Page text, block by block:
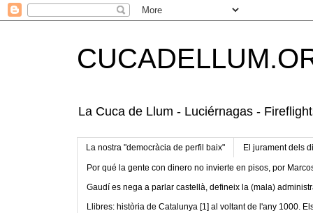
La Cuca de Llum - Luciérnagas -
La nostra "democràcia de perfil baix" El jurament dels
Por qué la gente con dinero no invierte en pisos, por
Gaudí es nega a parlar castellà, defineix la (mala)
Llibres: història de Catalunya [1] al voltant de l'any 1000.